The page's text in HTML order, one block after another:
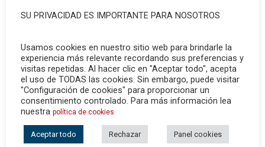
La I Semana del Corazón en
Huelva tendrá lugar del 24 al
29 de septiembre. El objetivo
es concienciar sobre las
dar paut...
SU PRIVACIDAD ES IMPORTANTE PARA NOSOTROS
Usamos cookies en nuestro sitio web para brindarle la
experiencia más relevante recordando sus preferencias y
visitas repetidas. Al hacer clic en "Aceptar todo", acepta
el uso de TODAS las cookies. Sin embargo, puede visitar
"Configuración de cookies" para proporcionar un
consentimiento controlado. Para más información lea
nuestra política de cookies
Aceptar todo Rechazar Panel cookies